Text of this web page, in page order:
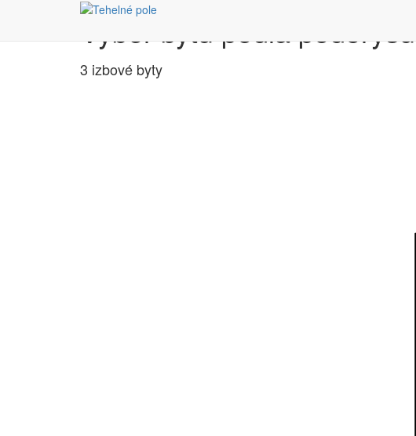
Výber bytu podľa pôdorysu
3 izbové byty